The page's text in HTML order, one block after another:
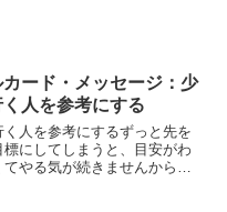
ード・メッセージ：少
く人を参考にする
く人を参考にするずっと先を
標にしてしまうと、目安がわ
やる気が続きませんから、